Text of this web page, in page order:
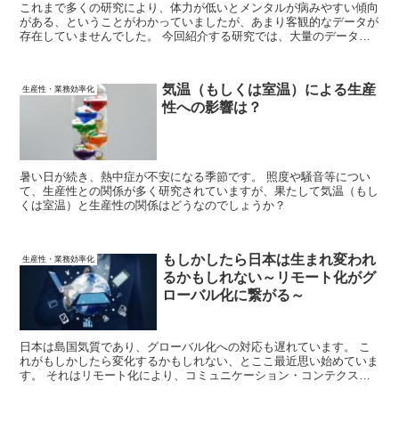
これまで多くの研究により、体力が低いとメンタルが病みやすい傾向
がある、ということがわかっていましたが、あまり客観的なデータが
存在していませんでした。 今回紹介する研究では、大量のデータを
生産性・業務効率化
気温（もしくは室温）による生産
性への影響は？
暑い日が続き、熱中症が不安になる季節です。 照度や騒音等につい
て、生産性との関係が多く研究されていますが、果たして気温（もし
くは室温）と生産性の関係はどうなのでしょうか？
生産性・業務効率化
もしかしたら日本は生まれ変われ
るかもしれない～リモート化がグ
ローバル化に繋がる～
日本は島国気質であり、グローバル化への対応も遅れています。 こ
れがもしかしたら変化するかもしれない、とここ最近思い始めていま
す。 それはリモート化により、コミュニケーション・コンテクスト